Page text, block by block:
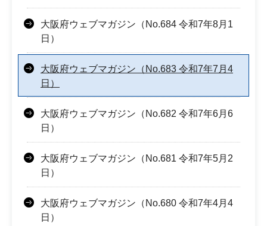
大阪府ウェブマガジン（No.684 令和7年8月1
日）
大阪府ウェブマガジン（No.683 令和7年7月4
日）
大阪府ウェブマガジン（No.682 令和7年6月6
日）
大阪府ウェブマガジン（No.681 令和7年5月2
日）
大阪府ウェブマガジン（No.680 令和7年4月4
日）